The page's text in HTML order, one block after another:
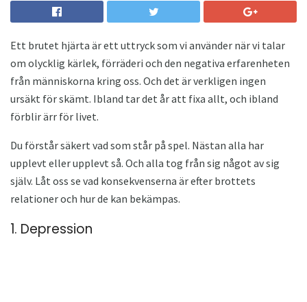
Ett brutet hjärta är ett uttryck som vi använder när vi talar
om olycklig kärlek, förräderi och den negativa erfarenheten
från människorna kring oss. Och det är verkligen ingen
ursäkt för skämt. Ibland tar det år att fixa allt, och ibland
förblir ärr för livet.
Du förstår säkert vad som står på spel. Nästan alla har
upplevt eller upplevt så. Och alla tog från sig något av sig
själv. Låt oss se vad konsekvenserna är efter brottets
relationer och hur de kan bekämpas.
1. Depression